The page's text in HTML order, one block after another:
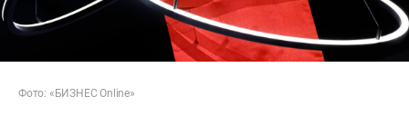
Фото: «БИЗНЕС Online»